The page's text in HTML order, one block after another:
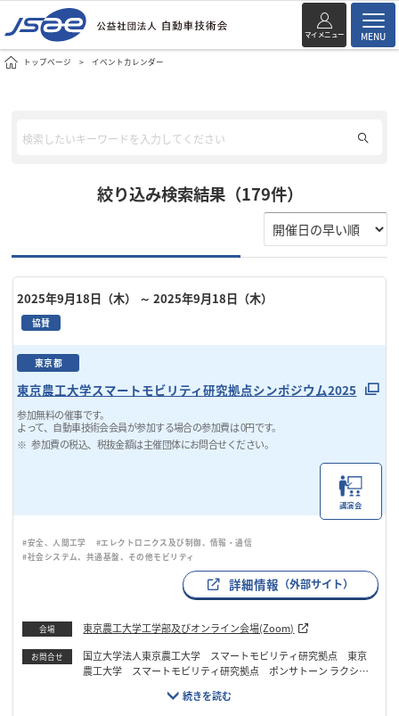
マイメニュー MENU
トップページ イベントカレンダー
絞り込み検索結果（179件）
2025年9月18日（木） ～ 2025年9月18日（木）
協賛
東京都
東京農工大学スマートモビリティ研究拠点シンポジウム2025
参加無料の催事です。
よって、自動車技術会会員が参加する場合の参加費は 0円です。
参加費の税込、税抜金額は主催団体にお問合せください。
講演会
#安全、人間工学
#エレクトロニクス及び制御、情報・通信
#社会システム、共通基盤、その他モビリティ
詳細情報 （外部サイト）
会場 東京農工大学工学部及びオンライン会場(Zoom)
お問合せ
国立大学法人東京農工大学 スマートモビリティ研究拠点 東京
農工大学 スマートモビリティ研究拠点 ポンサトーン ラクシン
ail：pong@cc.tuat.ac.jp